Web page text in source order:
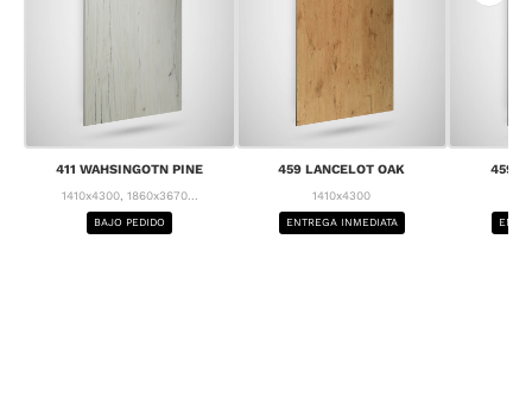
411 WAHSINGOTN PINE
1410x4300, 1860x3670...
BAJO PEDIDO
459 LANCELOT OAK
1410x4300
ENTREGA INMEDIATA
459